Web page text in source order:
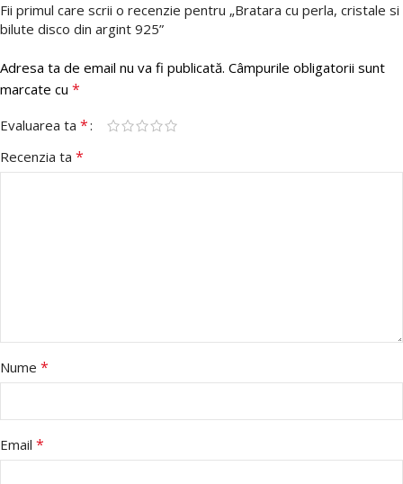
Fii primul care scrii o recenzie pentru „Bratara cu perla, cristale si
bilute disco din argint 925”
Adresa ta de email nu va fi publicată. Câmpurile obligatorii sunt
marcate cu *
Evaluarea ta *
Recenzia ta *
Nume *
Email *